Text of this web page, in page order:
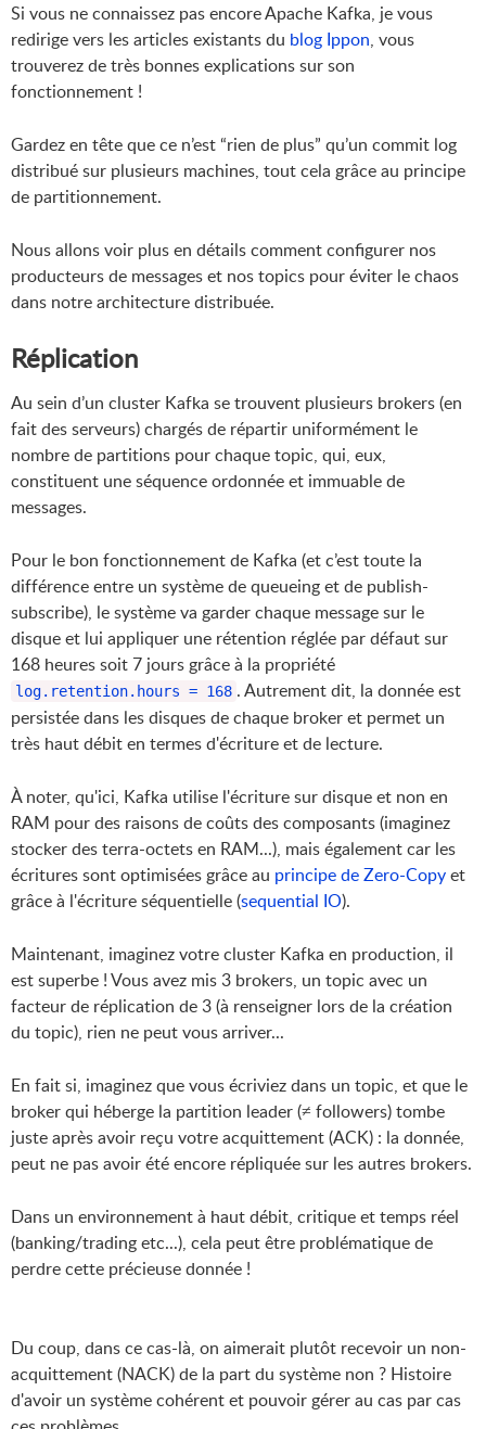
Si vous ne connaissez pas encore Apache Kafka, je vous
redirige vers les articles existants du blog Ippon, vous
trouverez de très bonnes explications sur son
fonctionnement !
Gardez en tête que ce n’est “rien de plus” qu’un commit log
distribué sur plusieurs machines, tout cela grâce au principe
de partitionnement.
Nous allons voir plus en détails comment configurer nos
producteurs de messages et nos topics pour éviter le chaos
dans notre architecture distribuée.
Réplication
Au sein d’un cluster Kafka se trouvent plusieurs brokers (en
fait des serveurs) chargés de répartir uniformément le
nombre de partitions pour chaque topic, qui, eux,
constituent une séquence ordonnée et immuable de
messages.
Pour le bon fonctionnement de Kafka (et c’est toute la
différence entre un système de queueing et de publish-
subscribe), le système va garder chaque message sur le
disque et lui appliquer une rétention réglée par défaut sur
168 heures soit 7 jours grâce à la propriété
log.retention.hours = 168 . Autrement dit, la donnée est
persistée dans les disques de chaque broker et permet un
très haut débit en termes d'écriture et de lecture.
À noter, qu'ici, Kafka utilise l'écriture sur disque et non en
RAM pour des raisons de coûts des composants (imaginez
stocker des terra-octets en RAM...), mais également car les
écritures sont optimisées grâce au principe de Zero-Copyet
grâce à l'écriture séquentielle (sequential IO).
Maintenant, imaginez votre cluster Kafka en production, il
est superbe ! Vous avez mis 3 brokers, un topic avec un
facteur de réplication de 3 (à renseigner lors de la création
du topic), rien ne peut vous arriver...
En fait si, imaginez que vous écriviez dans un topic, et que le
broker qui héberge la partition leader (≠ followers) tombe
juste après avoir reçu votre acquittement (ACK) : la donnée,
peut ne pas avoir été encore répliquée sur les autres brokers.
Dans un environnement à haut débit, critique et temps réel
(banking/trading etc...), cela peut être problématique de
perdre cette précieuse donnée !
Du coup, dans ce cas-là, on aimerait plutôt recevoir un non-
acquittement (NACK) de la part du système non ? Histoire
d'avoir un système cohérent et pouvoir gérer au cas par cas